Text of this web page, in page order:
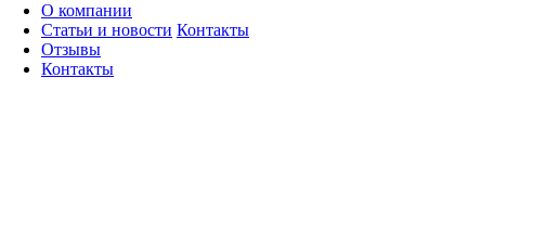
О компании
Статьи и новости
Отзывы
Контакты
Контакты